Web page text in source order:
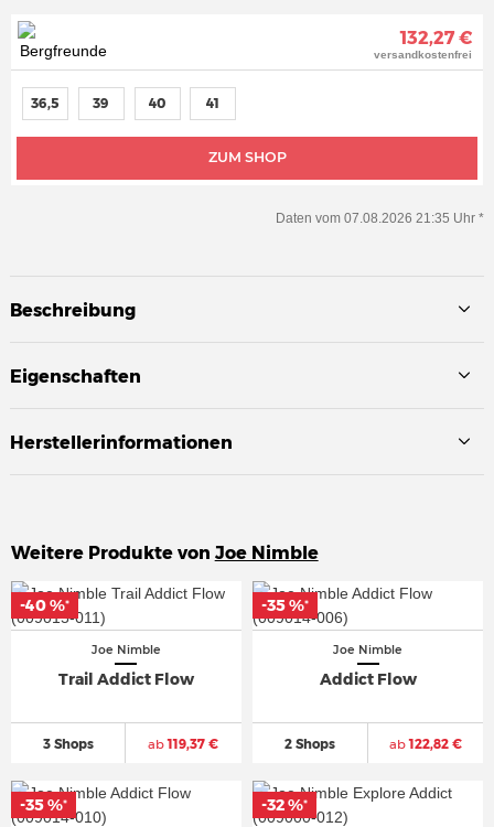
132,27 €
versandkostenfrei
ZUM SHOP
36,5 39 40 41
Daten vom 07.08.2026 21:35 Uhr *
Beschreibung
Eigenschaften
Herstellerinformationen
Weitere Produkte von Joe Nimble
Joe Nimble
Trail Addict Flow
3 Shops ab119,37 €
-40 %*
-40 %*
Joe Nimble
Addict Flow
2 Shops ab122,82 €
-35 %*
-35 %*
-35 %*
-35 %* -32 %*
-32 %*